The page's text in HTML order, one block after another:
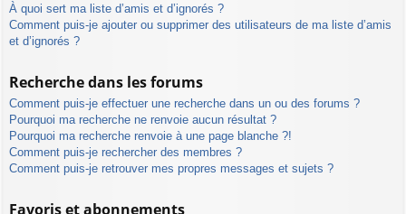
À quoi sert ma liste d’amis et d’ignorés ?
Comment puis-je ajouter ou supprimer des utilisateurs de ma liste d’amis
et d’ignorés ?
Recherche dans les forums
Comment puis-je effectuer une recherche dans un ou des forums ?
Pourquoi ma recherche ne renvoie aucun résultat ?
Pourquoi ma recherche renvoie à une page blanche ?!
Comment puis-je rechercher des membres ?
Comment puis-je retrouver mes propres messages et sujets ?
Favoris et abonnements